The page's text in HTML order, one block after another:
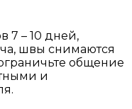
7 – 10 дней,
швы снимаются
общение
и